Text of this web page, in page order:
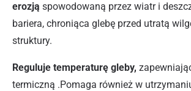
erozją spowodowaną przez wiatr i
bariera, chroniąca glebę przed utratą
struktury.
Reguluje temperaturę gleby,
termiczną .Pomaga również w